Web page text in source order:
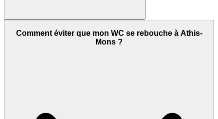
Comment éviter que mon WC se rebouche à Athis-
Mons ?